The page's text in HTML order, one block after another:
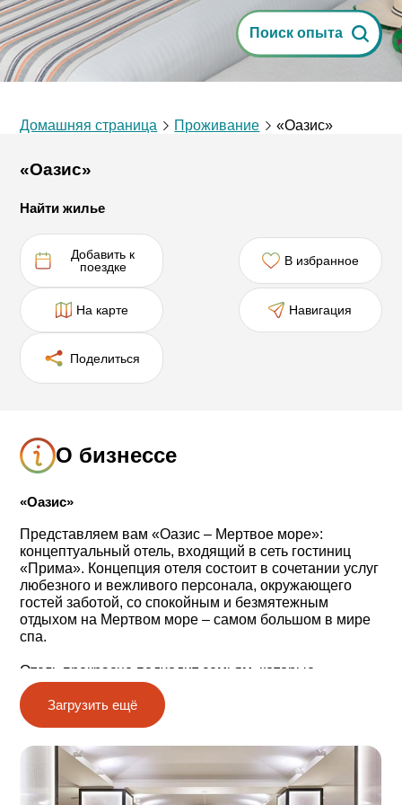
Поиск опыта
Домашняя страница Проживание «Оазис»
«Оазис»
Найти жилье
Добавить к
поездке
В избранное
На карте Навигация
Поделиться
О бизнессе
«Оазис»
Представляем вам «Оазис ‒ Мертвое море»:
концептуальный отель, входящий в сеть гостиниц
«Прима». Концепция отеля состоит в сочетании услуг
любезного и вежливого персонала, окружающего
гостей заботой, со спокойным и безмятежным
отдыхом на Мертвом море ‒ самом большом в мире
спа.
Отель прекрасно подходит семьям, которые
стремятся провести отпуск в покое и комфорте и
одновременно интересуются активным отдыхом на
природе и уникальными местными
Музыка на фоне, краски моря и земли и прекрасный
парк с гамаками и манящими уголками для отдыха
Загрузить ещё